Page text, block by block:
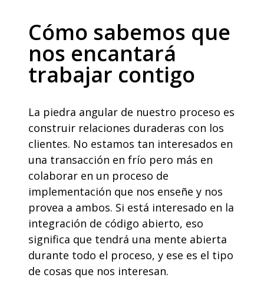
Cómo sabemos que
nos encantará
trabajar contigo
La piedra angular de nuestro proceso es
construir relaciones duraderas con los
clientes. No estamos tan interesados en
una transacción en frío pero más en
colaborar en un proceso de
implementación que nos enseñe y nos
provea a ambos. Si está interesado en la
integración de código abierto, eso
significa que tendrá una mente abierta
durante todo el proceso, y ese es el tipo
de cosas que nos interesan.